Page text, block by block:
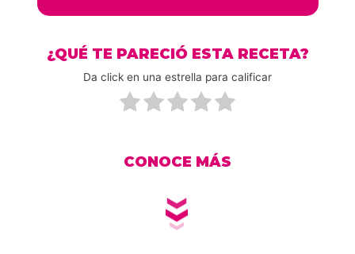
¿QUÉ TE PARECIÓ ESTA RECETA?
Da click en una estrella para calificar
CONOCE MÁS